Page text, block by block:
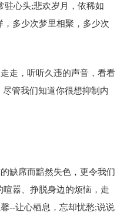
驻心头;悲欢岁月，依稀如
多少次梦里相聚，多少次
走，听听久违的声音，看看
管我们知道你很想抑制内
缺席而黯然失色，更令我们
嚣、挣脱身边的烦恼，走
--让心栖息，忘却忧愁;说说